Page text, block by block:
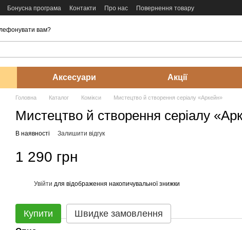
Бонусна програма Контакти Про нас
Повернення товару
вам?
Аксесуари Акції
Головна Каталог Комікси Мистецтво й створення серіалу «Аркейн»
Мистецтво й створення серіалу
В наявності Залишити відгук
1 290 грн
Увійти для відображення накопичувальної знижки
Купити Швидке замовлення